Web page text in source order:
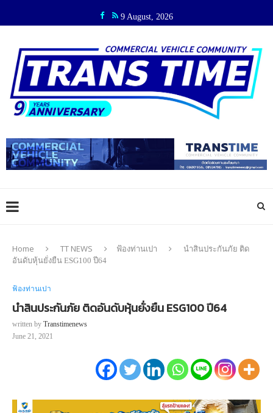
9 August, 2026
Home TT NEWS ฟ้องท่านเปา
นำสินประกันภัย ติด
อันดับหุ้นยั่งยืน ESG100 ปี64
ฟ้องท่านเปา
นำสินประกันภัย ติดอันดับหุ้นยั่งยืน ESG100 ปี64
written by Transtimenews
June 21, 2021